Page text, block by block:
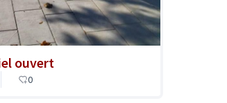
ouvert
0